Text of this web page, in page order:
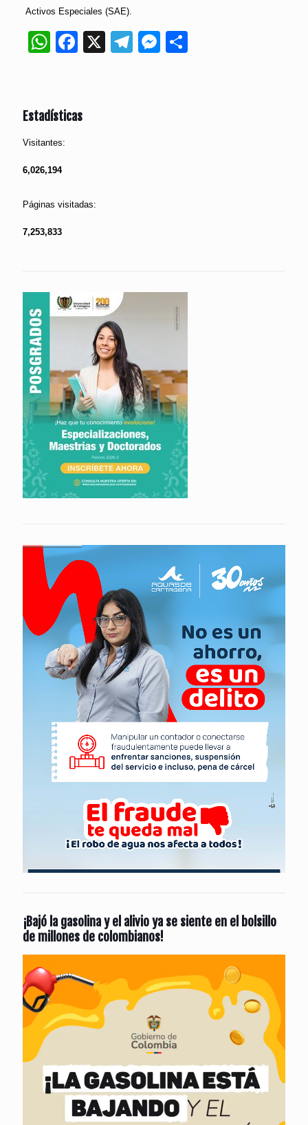
Activos Especiales (SAE).
WhatsApp
Facebook
X Telegram
Messenger
Estadísticas
Visitantes:
6,026,194
Páginas visitadas:
7,253,833
¡Bajó la gasolina y el alivio ya se siente en el bolsillo
de millones de colombianos!
de
vídeo